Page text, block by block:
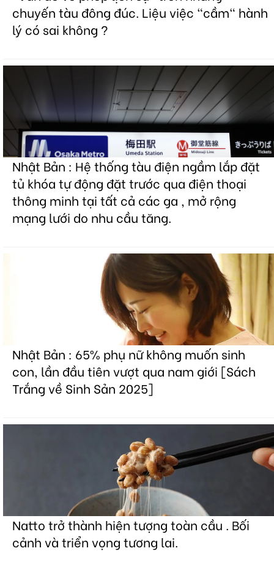
chuyến tàu đông đúc. Liệu việc "cầm" hành
lý có sai không ?
Nhật Bản : Hệ thống tàu điện ngầm lắp đặt
tủ khóa tự động đặt trước qua điện thoại
thông minh tại tất cả các ga , mở rộng
mạng lưới do nhu cầu tăng.
Nhật Bản : 65% phụ nữ không muốn sinh
con, lần đầu tiên vượt qua nam giới [Sách
Trắng về Sinh Sản 2025]
Natto trở thành hiện tượng toàn cầu . Bối
cảnh và triển vọng tương lai.